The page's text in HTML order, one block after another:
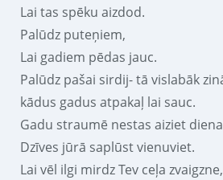
Lai tas spēku aizdod.
Palūdz puteņiem,
Lai gadiem pēdas jauc.
Palūdz pašai sirdij- tā vislabāk
kādus gadus atpakaļ lai sauc.
Gadu straumē nestas aiziet
Dzīves jūrā saplūst vienuviet.
Lai vēl ilgi mirdz Tev ceļa